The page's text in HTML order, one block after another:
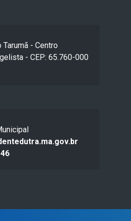
Tarumã - Centro
- CEP: 65.760-000